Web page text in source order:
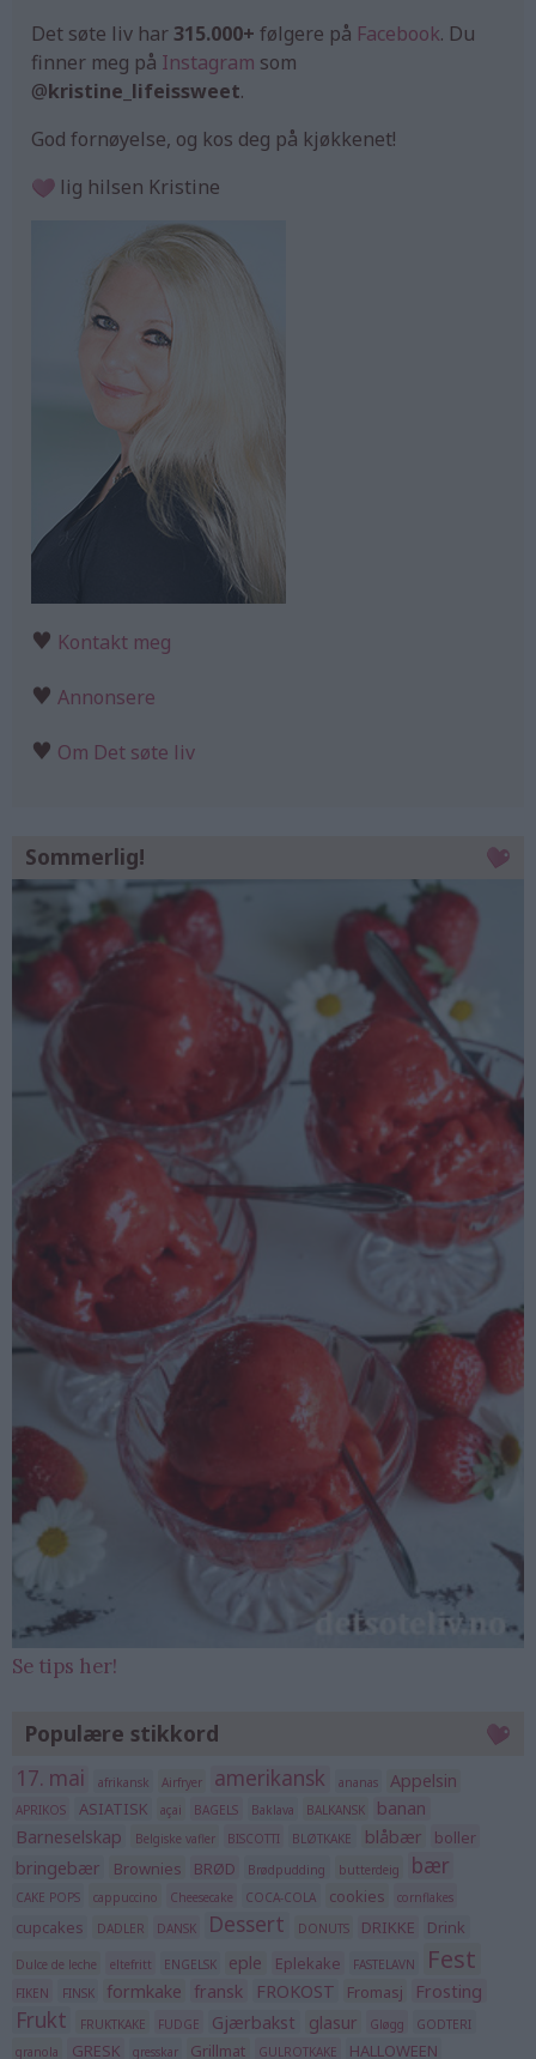
Det søte liv har315.000+ følgere på Facebook. Du
finner meg på Instagram som
@kristine_lifeissweet.
God fornøyelse, og kos deg på kjøkkenet!
lig hilsen Kristine
♥ Kontakt meg
♥ Annonsere
♥ Om Det søte liv
Sommerlig!
Se tips her!
Populære stikkord
17. mai afrikansk Airfryer amerikansk ananas Appelsin
APRIKOS ASIATISK açai BAGELS Baklava BALKANSK
banan
Barneselskap
Belgiske vafler BISCOTTI BLØTKAKE blåbær boller
bringebær Brownies BRØD Brødpudding butterdeig bær
CAKE POPS cappuccino Cheesecake COCA-COLA cookies cornflakes
cupcakes DADLER DANSK Dessert DONUTS DRIKKE Drink
Dulce de leche eltefritt ENGELSK eple Eplekake FASTELAVN Fest
FIKEN FINSK formkake fransk FROKOST Fromasj Frosting
Frukt FRUKTKAKE FUDGE Gjærbakst glasur Gløgg
GODTERI
granola
GRESK gresskar Grillmat GULROTKAKE HALLOWEEN